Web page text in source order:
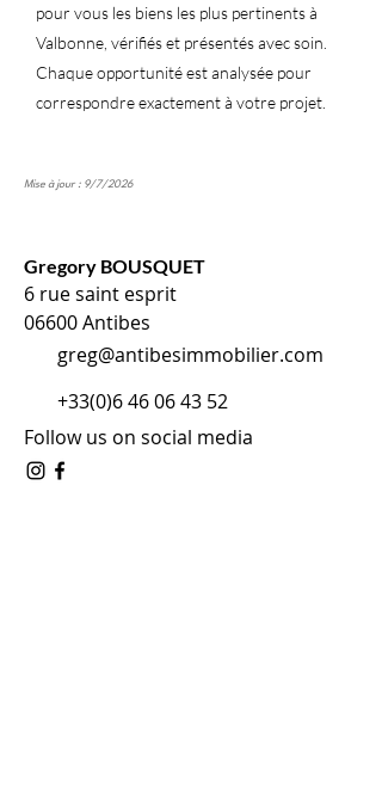
pour vous les biens les plus pertinents à
Valbonne, vérifiés et présentés avec soin.
Chaque opportunité est analysée pour
correspondre exactement à votre projet.
Mise à jour : 9/7/2026
Gregory BOUSQUET
6 rue saint esprit
06600 Antibes
greg@antibesimmobilier.com
+33(0)6 46 06 43 52
Follow us on social media